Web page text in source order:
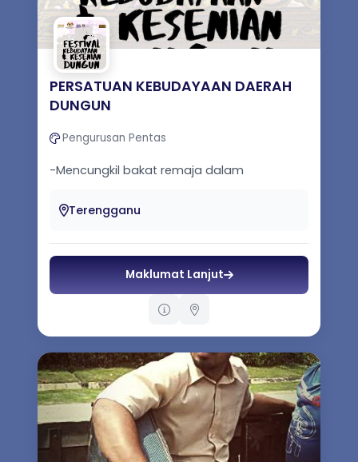
PERSATUAN KEBUDAYAAN DAERAH
DUNGUN
Pengurusan Pentas
-Mencungkil bakat remaja dalam
budaya melalui Persembahan Kumpuan
Terengganu
Maklumat Lanjut